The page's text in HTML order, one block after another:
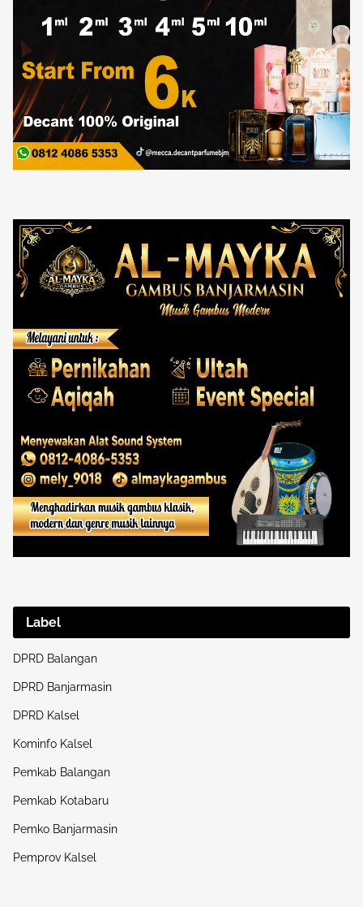
Label
DPRD Balangan
DPRD Banjarmasin
DPRD Kalsel
Kominfo Kalsel
Pemkab Balangan
Pemkab Kotabaru
Pemko Banjarmasin
Pemprov Kalsel